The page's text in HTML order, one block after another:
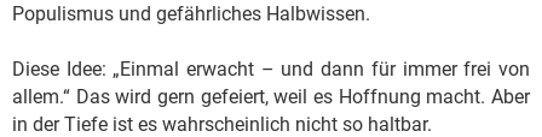
Populismus und gefährliches Halbwissen.
Diese Idee: „Einmal erwacht – und dann für immer frei von
allem.“ Das wird gern gefeiert, weil es Hoffnung macht. Aber
in der Tiefe ist es wahrscheinlich nicht so haltbar.